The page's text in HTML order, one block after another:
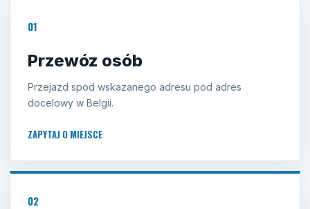
01
Przewóz osób
Przejazd spod wskazanego adresu pod adres
docelowy w Belgii.
ZAPYTAJ O MIEJSCE
02